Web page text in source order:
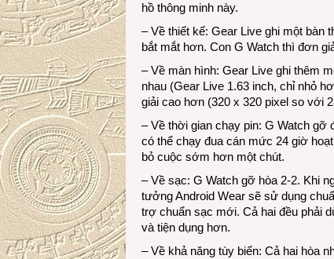
hồ thông minh này.
– Về thiết kế: Gear Live ghi một bàn
bắt mắt hơn. Con G Watch thì đơn
– Về màn hình: Gear Live ghi thêm
nhau (Gear Live 1.63 inch, chỉ nhỏ
giải cao hơn (320 x 320 pixel so với
– Về thời gian chạy pin: G Watch
có thể chạy đua cán mức 24 giờ
bỏ cuộc sớm hơn một chút.
– Về sạc: G Watch gỡ hòa 2-2. Khi
tưởng Android Wear sẽ sử dụng
trợ chuẩn sạc mới. Cả hai đều phải
và tiện dụng hơn.
– Về khả năng tùy biến: Cả hai hòa